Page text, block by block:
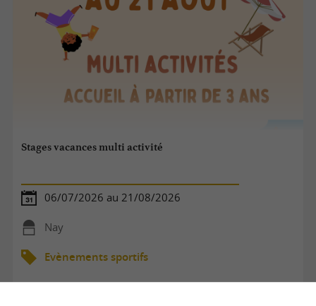
Stages vacances multi activité
06/07/2026 au 21/08/2026
Nay
Evènements sportifs